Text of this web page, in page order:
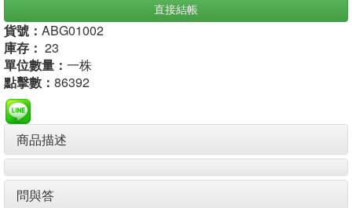
直接結帳
貨號： ABG01002
庫存： 23
單位數量： 一株
點擊數： 86392
商品描述
問與答